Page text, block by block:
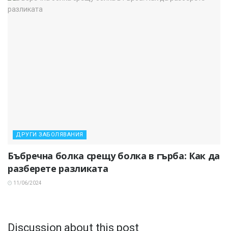
ДРУГИ ЗАБОЛЯВАНИЯ
Бъбречна болка срещу болка в гърба: Как да
разберете разликата
11/06/2024
Discussion about this post